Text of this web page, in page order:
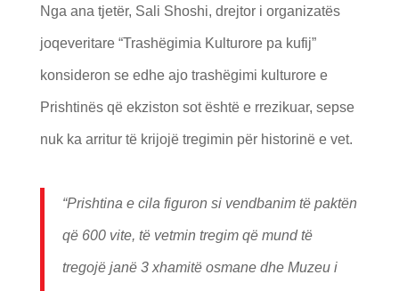
Nga ana tjetër, Sali Shoshi, drejtor i organizatës
joqeveritare “Trashëgimia Kulturore pa kufij”
konsideron se edhe ajo trashëgimi kulturore e
Prishtinës që ekziston sot është e rrezikuar, sepse
nuk ka arritur të krijojë tregimin për historinë e vet.
“Prishtina e cila figuron si vendbanim të paktën
që 600 vite, të vetmin tregim që mund të
tregojë janë 3 xhamitë osmane dhe Muzeu i